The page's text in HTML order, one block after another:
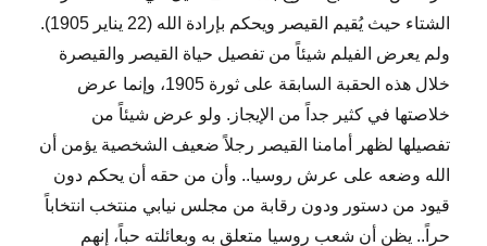
الشتاء حيث يُقيم القيصر ويحكم بإرادة الله (22 يناير 1905).
ولم يعرض الفيلم شيئاً من تفصيل حياة القيصر والقيصرة
خلال هذه الحقبة السابقة على ثورة 1905، وإنما عرض
خلاصتها في كثير جداً من الإيجاز. ولو عرض شيئاً من
تفصيلها لظهر أمامنا القيصر رجلاً ضعيف الشخصية يؤمن أن
الله وضعه على عرش روسيا.. وأن من حقه أن يحكم دون
قيود من دستور ودون رقابة من مجلس نيابي منتخب انتخاباً
حراً.. يظن أن شعب روسيا متعلق به وبعائلته حباً، إنهم